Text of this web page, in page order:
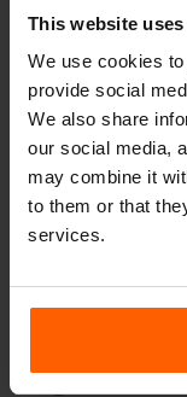
This website
We use cookies
provide social
We also share
our social media,
may combine it
to them or that
services.
eSIM 호환
Motorola
Motorola